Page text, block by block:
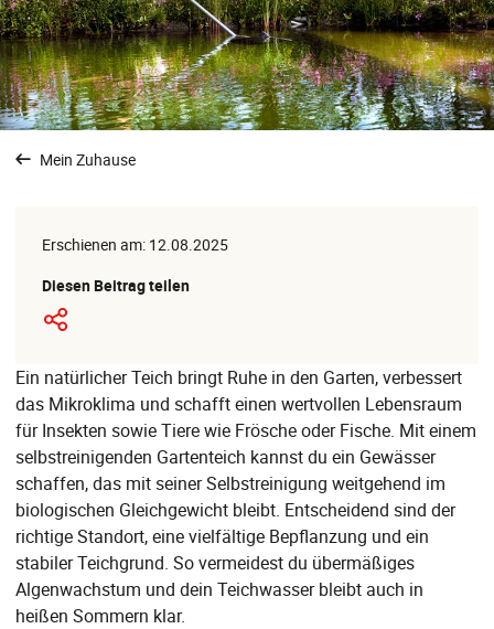
Mein Zuhause
Erschienen am: 12.08.2025
Diesen Beitrag teilen
Ein natürlicher Teich bringt Ruhe in den Garten, verbessert
das Mikroklima und schafft einen wertvollen Lebensraum
für Insekten sowie Tiere wie Frösche oder Fische. Mit einem
selbstreinigenden Gartenteich kannst du ein Gewässer
schaffen, das mit seiner Selbstreinigung weitgehend im
biologischen Gleichgewicht bleibt. Entscheidend sind der
richtige Standort, eine vielfältige Bepflanzung und ein
stabiler Teichgrund. So vermeidest du übermäßiges
Algenwachstum und dein Teichwasser bleibt auch in
heißen Sommern klar.